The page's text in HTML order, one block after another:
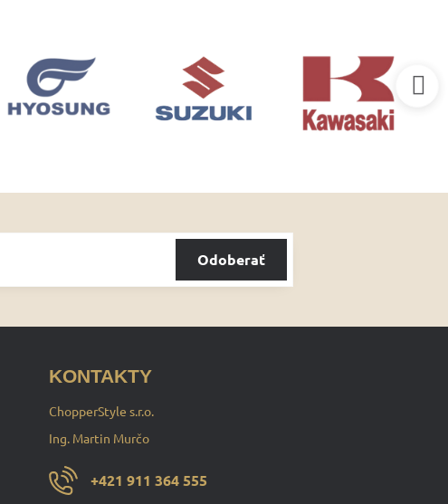
Odoberať
KONTAKTY
ChopperStyle s.r.o.
Ing. Martin Murčo
+421 911 364 555